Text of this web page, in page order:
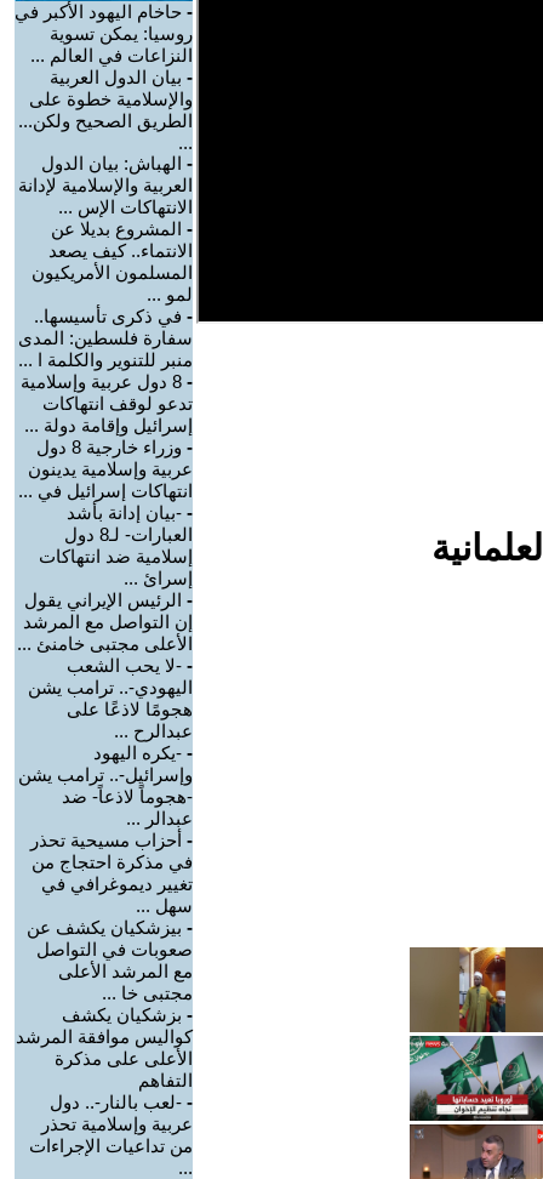
- حاخام اليهود الأكبر في
روسيا: يمكن تسوية
النزاعات في العالم ...
- بيان الدول العربية
والإسلامية خطوة على
الطريق الصحيح ولكن...
...
- الهباش: بيان الدول
العربية والإسلامية لإدانة
الانتهاكات الإس ...
- المشروع بديلا عن
الانتماء.. كيف يصعد
المسلمون الأمريكيون
لمو ...
- في ذكرى تأسيسها..
سفارة فلسطين: المدى
منبر للتنوير والكلمة ا ...
-
8 دول عربية وإسلامية
تدعو لوقف انتهاكات
إسرائيل وإقامة دولة ...
-
وزراء خارجية 8 دول
عربية وإسلامية يدينون
انتهاكات إسرائيل في ...
- -بيان إدانة بأشد
العبارات- لـ8 دول
إسلامية ضد انتهاكات
إسرائ ...
- الرئيس الإيراني يقول
إن التواصل مع المرشد
الأعلى مجتبى خامنئ ...
- -لا يحب الشعب
اليهودي-.. ترامب يشن
هجومًا لاذعًا على
عبدالرح ...
- -يكره اليهود
وإسرائيل-.. ترامب يشن
-هجوماً لاذعاً- ضد
عبدالر ...
- أحزاب مسيحية تحذر
في مذكرة احتجاج من
تغيير ديموغرافي في
سهل ...
- بيزشكيان يكشف عن
صعوبات في التواصل
مع المرشد الأعلى
مجتبى خا ...
- بزشكيان يكشف
كواليس موافقة المرشد
الأعلى على مذكرة
التفاهم
- -لعب بالنار-.. دول
عربية وإسلامية تحذر
من تداعيات الإجراءات
...